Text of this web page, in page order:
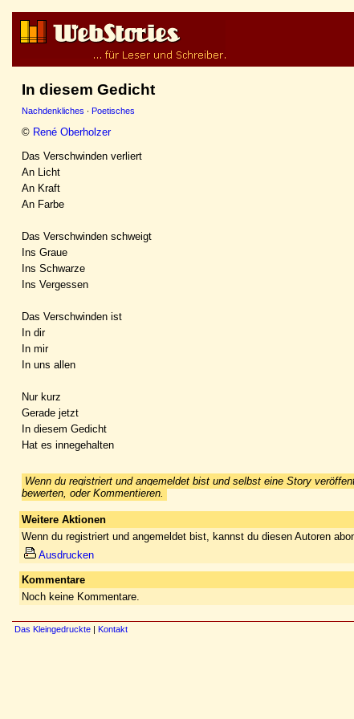
In diesem Gedicht
Nachdenkliches · Poetisches
© René Oberholzer
Das Verschwinden verliert
An Licht
An Kraft
An Farbe
Das Verschwinden schweigt
Ins Graue
Ins Schwarze
Ins Vergessen
Das Verschwinden ist
In dir
In mir
In uns allen
Nur kurz
Gerade jetzt
In diesem Gedicht
Hat es innegehalten
Wenn du registriert und angemeldet bist und selbst eine Story
bewerten, oder Kommentieren.
Weitere Aktionen
Wenn du registriert und angemeldet bist, kannst du diesen Autoren
Ausdrucken
Kommentare
Noch keine Kommentare.
Das Kleingedruckte | Kontakt